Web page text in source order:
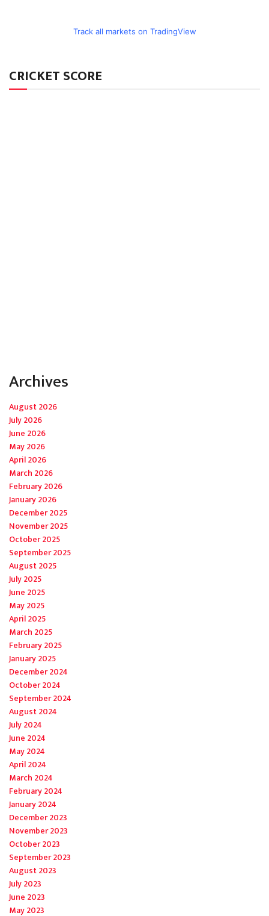
Track all markets on TradingView
CRICKET SCORE
Archives
August 2026
July 2026
June 2026
May 2026
April 2026
March 2026
February 2026
January 2026
December 2025
November 2025
October 2025
September 2025
August 2025
July 2025
June 2025
May 2025
April 2025
March 2025
February 2025
January 2025
December 2024
October 2024
September 2024
August 2024
July 2024
June 2024
May 2024
April 2024
March 2024
February 2024
January 2024
December 2023
November 2023
October 2023
September 2023
August 2023
July 2023
June 2023
May 2023